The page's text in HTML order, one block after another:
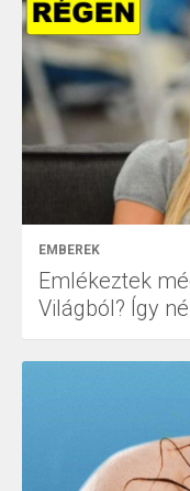
EMBEREK
Emlékeztek
Világból? Így